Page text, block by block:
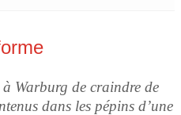
Warburg de craindre de
dans les pépins d’une